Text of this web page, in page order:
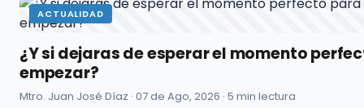
ACTUALIDAD
¿Y si dejaras de esperar el momento
empezar?
Mtro. Juan José Díaz · 07 de Ago, 2026 · 5 min lectura